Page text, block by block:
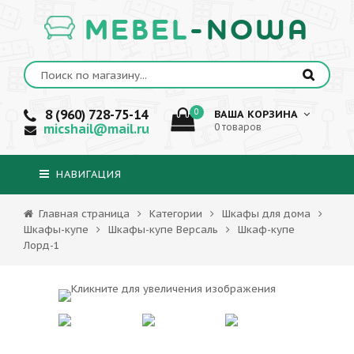
MEBEL-NOWA
8 (960) 728-75-14
micshail@mail.ru
0 ВАША КОРЗИНА
0 товаров
НАВИГАЦИЯ
Главная страница Категории
Шкафы для дома
Шкафы-купе
Шкафы-купе Версаль
Шкаф-купе
Лорд-1